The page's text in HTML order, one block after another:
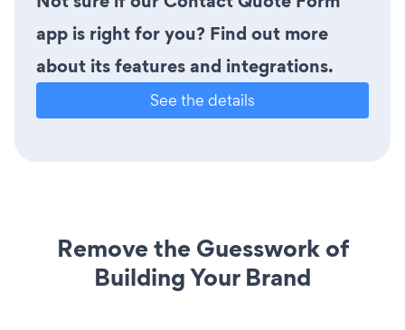
app is right for you? Find out more
about its features and integrations.
See the details
Remove the Guesswork of
Building Your Brand